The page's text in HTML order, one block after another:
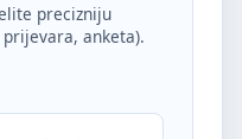
precizniju
anketa).